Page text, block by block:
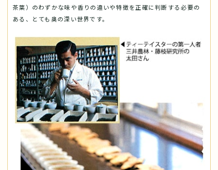
茶葉）のわずかな味や香りの違いや特徴を正確に判断する必要の
ある、とても奥の深い世界です。